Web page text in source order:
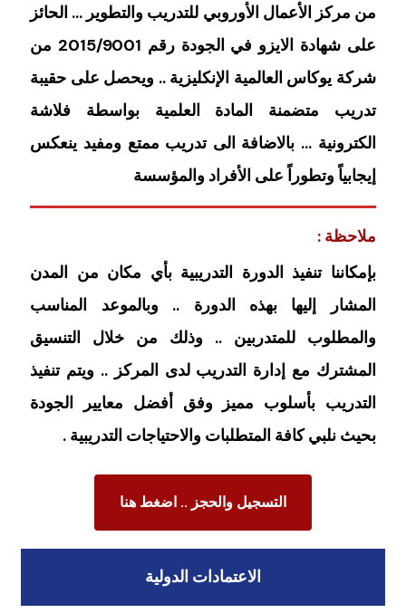
من مركز الأعمال الأوروبي للتدريب والتطوير … الحائز
على شهادة الايزو في الجودة رقم 2015/9001 من
شركة يوكاس العالمية الإنكليزية .. ويحصل على حقيبة
تدريب متضمنة المادة العلمية بواسطة فلاشة
الكترونية … بالاضافة الى تدريب ممتع ومفيد ينعكس
إيجابياً وتطوراً على الأفراد والمؤسسة
ملاحظة :
بإمكاننا تنفيذ الدورة التدريبية بأي مكان من المدن
المشار إليها بهذه الدورة .. وبالموعد المناسب
والمطلوب للمتدربين .. وذلك من خلال التنسيق
المشترك مع إدارة التدريب لدى المركز .. ويتم تنفيذ
التدريب بأسلوب مميز وفق أفضل معايير الجودة
بحيث نلبي كافة المتطلبات والاحتياجات التدريبية .
التسجيل والحجز .. اضغط هنا
الاعتمادات الدولية